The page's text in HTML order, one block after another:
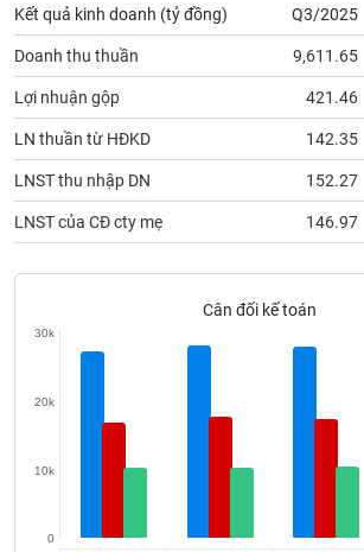
Kết quả kinh doanh (tỷ đồng) Q3/2025
Doanh thu thuần 9,611.65
Lợi nhuận gộp 421.46
LN thuần từ HĐKD 142.35
LNST thu nhập DN 152.27
LNST của CĐ cty mẹ 146.97
Cân đối kế toán
0
10k
20k
30k
(-)
Bài
viết
tác
giả
(-)
cáo
(-)
Thuật